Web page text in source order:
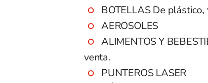
BOTELLAS De
AEROSOLES
ALIMENTOS Y
venta.
PUNTEROS LASER